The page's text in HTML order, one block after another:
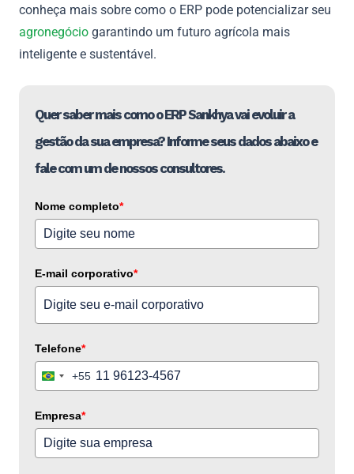
conheça mais sobre como o ERP pode potencializar seu
agronegócio garantindo um futuro agrícola mais
inteligente e sustentável.
Quer saber mais como o ERP Sankhya vai evoluir a
gestão da sua empresa? Informe seus dados abaixo e
fale com um de nossos consultores.
Nome completo*
E-mail corporativo*
Telefone*
Brazil+55
Empresa*